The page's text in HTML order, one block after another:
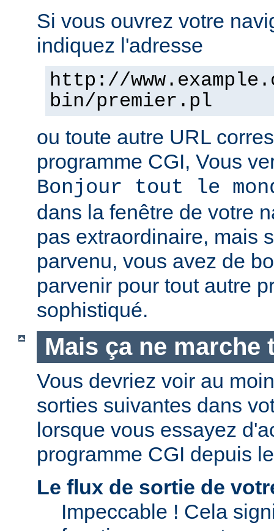
Si vous ouvrez votre
indiquez l'adresse
http://
bin/premier.pl
ou toute autre URL
programme CGI, Vous
Bonjour tout le
dans la fenêtre de votre
pas extraordinaire, mais
parvenu, vous avez de
parvenir pour tout autre
sophistiqué.
Mais ça ne marche
Vous devriez voir au
sorties suivantes dans
lorsque vous essayez
programme CGI depuis
Le flux de sortie de
Impeccable ! Cela